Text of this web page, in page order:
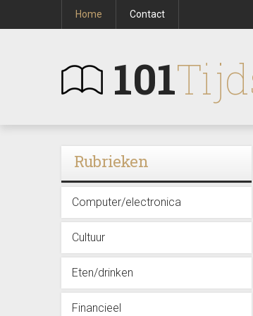
Home Contact
101
Rubrieken
Computer/electronica
Cultuur
Eten/drinken
Financieel